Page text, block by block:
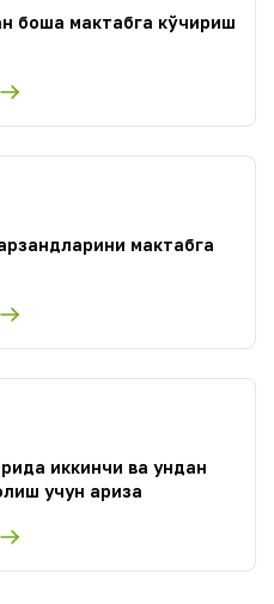
бошқа мактабга кўчириш
мактабга
иккинчи ва ундан
учун ариза